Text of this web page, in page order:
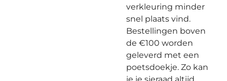
verkleuring minder
snel plaats vind.
Bestellingen boven
de €100 worden
geleverd met een
poetsdoekje. Zo kan